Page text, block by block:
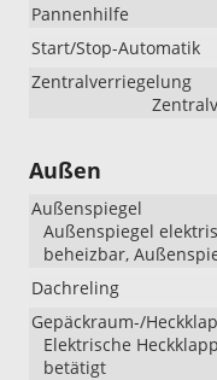
Pannenhilfe
Start/Stop-Automatik
Zentralverriegelung
Außen
Außenspiegel
Außenspiegel
beheizbar,
Dachreling
Gepäckraum-/
Elektrische
betätigt